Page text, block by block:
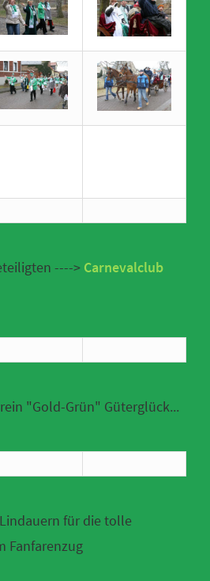
----> Carnevalclub
"Gold-Grün" Güterglück...
für die tolle
Fanfarenzug